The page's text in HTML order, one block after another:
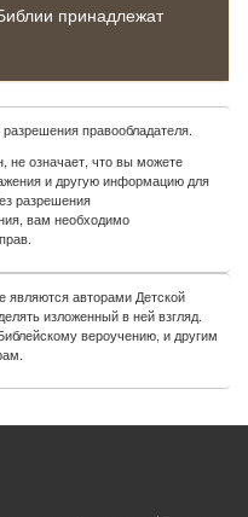
принадлежат
правообладателя.
не означает, что вы можете
и другую информацию для
разрешения
вам необходимо
являются авторами Детской
изложенный в ней взгляд.
вероучению, и другим